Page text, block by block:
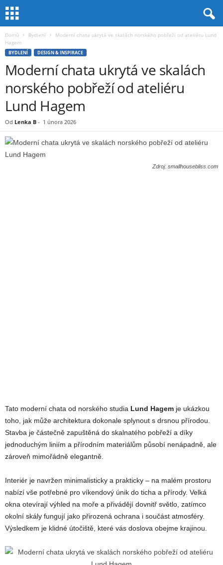
Domů Bydlení
Moderní chata ukrytá ve skalách norského pobřeží od ateliéru Lund
Hagem
BYDLENÍ DESIGN & INSPIRACE
Moderní chata ukrytá ve skalách
norského pobřeží od ateliéru
Lund Hagem
Od Lenka B - 1 února 2026
Zdroj: smallhousebliss.com
Tato moderní chata od norského studia Lund Hagem je ukázkou
toho, jak může architektura dokonale splynout s drsnou přírodou.
Stavba je částečně zapuštěná do skalnatého pobřeží a díky
jednoduchým liniím a přírodním materiálům působí nenápadně, ale
zároveň mimořádně elegantně.
Interiér je navržen minimalisticky a prakticky – na malém prostoru
nabízí vše potřebné pro víkendový únik do ticha a přírody. Velká
okna otevírají výhled na moře a přivádějí dovnitř světlo, zatímco
okolní skály fungují jako přirozená ochrana i součást atmosféry.
Výsledkem je klidné útočiště, které vás doslova obejme krajinou.